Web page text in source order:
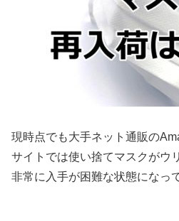
現時点でも大手ネット通販の
サイトでは使い捨てマスクがウ
非常に入手が困難な状態になっ